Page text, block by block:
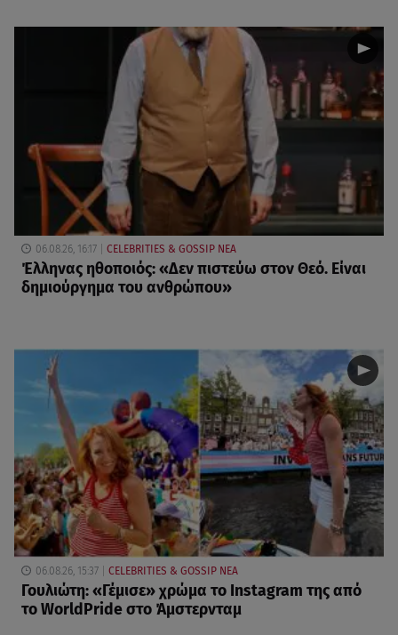
06.08.26, 16:17 CELEBRITIES & GOSSIP ΝΕΑ
Έλληνας ηθοποιός: «Δεν πιστεύω στον Θεό. Είναι
δημιούργημα του ανθρώπου»
06.08.26, 15:37 CELEBRITIES & GOSSIP ΝΕΑ
Γουλιώτη: «Γέμισε» χρώμα το Instagram της από
το WorldPride στο Άμστερνταμ